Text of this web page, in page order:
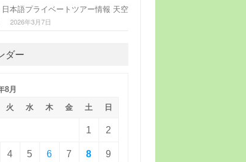
本語プライベートツアー情報 天空
2026年3月7日
ダー
8月
火 水 木 金 土 日
1 2
4 5 6 7 8 9